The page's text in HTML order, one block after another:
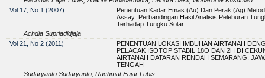
Vol 17, No 1 (2007)
Penentuan Kadar Emas (Au) Dan Perak (Ag)
Assay: Perbandingan Hasil Analisis Peleburan
Terhadap Tungku Solar
Achdia Supriadidjaja
Vol 21, No 2 (2011)
PENENTUAN LOKASI IMBUHAN AIRTANAH
PELACAK ISOTOP STABIL 18O DAN 2H DI
AIRTANAH DATARAN RENDAH SEMARANG,
TENGAH
Sudaryanto Sudaryanto, Rachmat Fajar Lubis